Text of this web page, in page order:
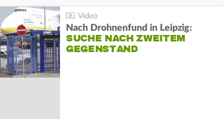
Nach Drohnenfund in Leipzig:
SUCHE NACH ZWEITEM
GEGENSTAND